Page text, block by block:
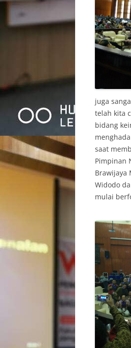
juga
telah kita
bidang
saat
Pimpinan
Brawijaya
Widodo
mulai